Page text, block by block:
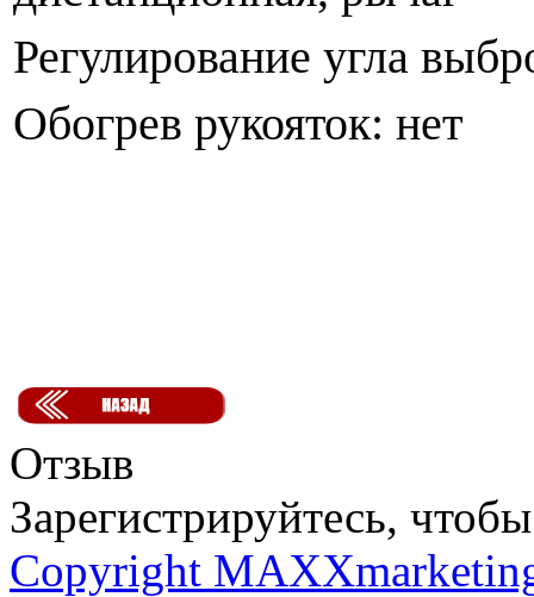
Регулирование угла
Обогрев рукояток: нет
Отзыв
Зарегистрируйтесь,
Copyright